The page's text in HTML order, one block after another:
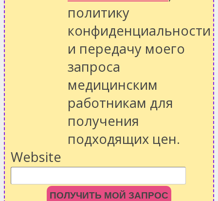
политику
конфиденциальности
и передачу моего
запроса
медицинским
работникам для
получения
подходящих цен.
Website
ПОЛУЧИТЬ МОЙ ЗАПРОС